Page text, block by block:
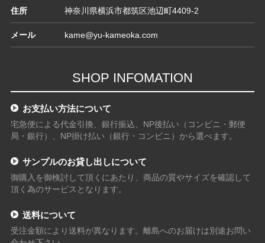
住所 神奈川県横浜市都筑区池辺町4409-2
メール kame@yu-kameoka.com
SHOP INFOMATION
お支払い方法について
宅急便による代金引換、銀行振込、NP後払い（コンビニ・郵便
局・銀行）、NP掛け払い（銀行・コンビニ）から選べます。
サンプルのお貸し出しについて
御購入を御検討して頂くにあたり、商品の質やサイズを確認して
頂く為のサービスとなります。
送料について
受注金額により送料が異なります。離島へのお届けは別途お問い